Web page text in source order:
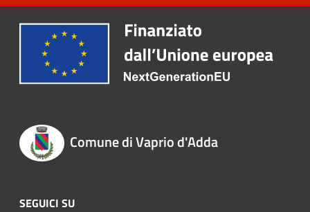
Comune di Vaprio d'Adda
SEGUICI SU